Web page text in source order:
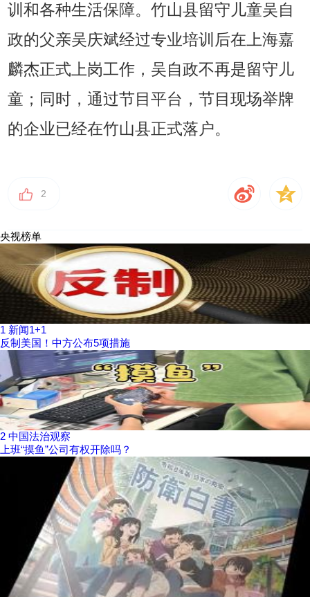
训和各种生活保障。竹山县留守儿童吴自
政的父亲吴庆斌经过专业培训后在上海嘉
麟杰正式上岗工作，吴自政不再是留守儿
童；同时，通过节目平台，节目现场举牌
的企业已经在竹山县正式落户。
2
央视榜单
1 新闻1+1
反制美国！中方公布5项措施
2 中国法治观察
上班“摸鱼”公司有权开除吗？